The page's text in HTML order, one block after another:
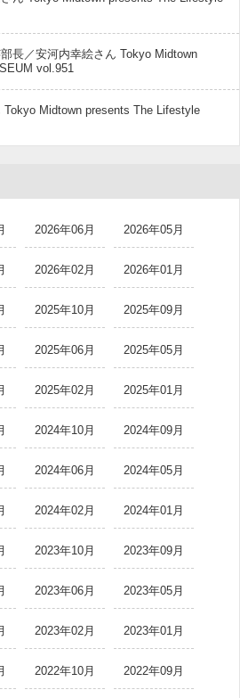
長／安河内幸絵さん Tokyo Midtown
vol.951
Tokyo Midtown presents The Lifestyle
2026年06月 2026年05月
2026年02月 2026年01月
2025年10月 2025年09月
2025年06月 2025年05月
2025年02月 2025年01月
2024年10月 2024年09月
2024年06月 2024年05月
2024年02月 2024年01月
2023年10月 2023年09月
2023年06月 2023年05月
2023年02月 2023年01月
2022年10月 2022年09月